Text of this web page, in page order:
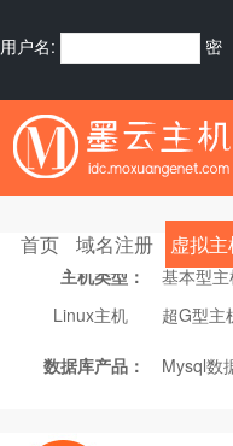
用户名: 密
首页 域名注册 虚拟
主机类型： 基本型
Linux主机
超G型主
数据库产品： Mysql数